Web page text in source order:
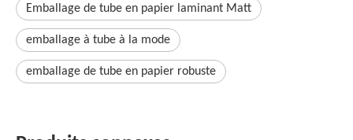
Emballage de tube en papier laminant Matt
emballage à tube à la mode
emballage de tube en papier robuste